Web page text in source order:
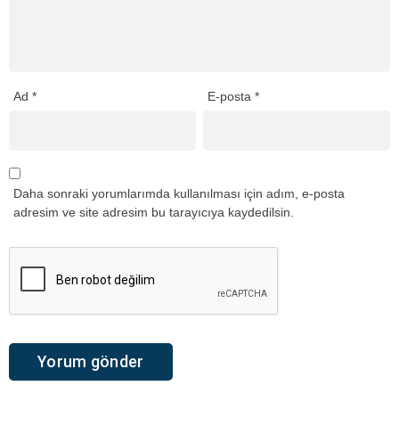
Ad * E-posta*
Daha sonraki yorumlarımda kullanılması için adım, e-posta
adresim ve site adresim bu tarayıcıya kaydedilsin.